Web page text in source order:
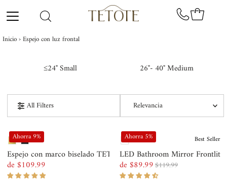
Ir directamente al contenido
Inicio›Espejo con luz frontal
≤24" Small 26"- 40" Medium
All Filters Relevancia
Características
Más relevantes
Más vendidos
Ahorra 9%
Espejo con marco biselado TETOTE con iluminación frontal ...
Precio
normal
de $109.99
Ahorra 5% Best Seller
LED Bathroom Mirror Frontlit
Precio
de $89.99Precio
$119.99